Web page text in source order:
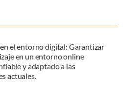
el entorno digital: Garantizar
en un entorno online
y adaptado a las
actuales.